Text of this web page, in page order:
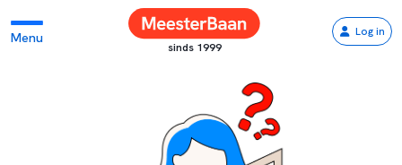
Menu
sinds 1999
Log in